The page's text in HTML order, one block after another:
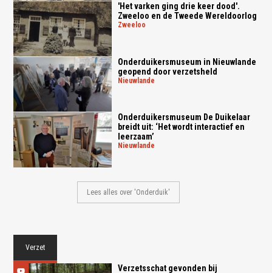
'Het varken ging drie keer dood'.
Zweeloo en de Tweede Wereldoorlog
zweeloo
Onderduikersmuseum in Nieuwlande
geopend door verzetsheld
nieuwlande
Onderduikersmuseum De Duikelaar
breidt uit: ‘Het wordt interactief en
leerzaam’
nieuwlande
Lees alles over 'Onderduik'
Verzet
Verzetsschat gevonden bij